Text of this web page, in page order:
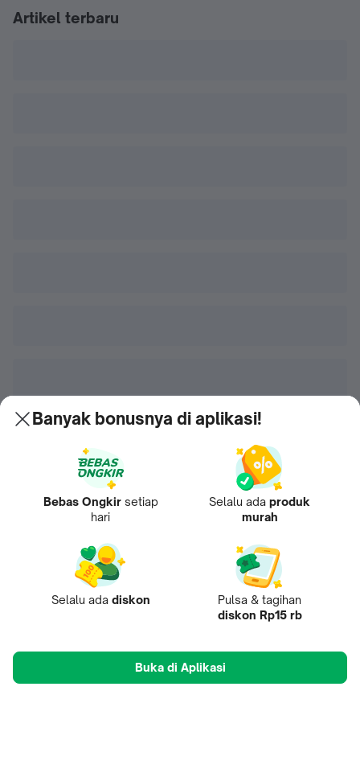
Artikel terbaru
Banyak bonusnya di aplikasi!
Bebas Ongkir setiap
hari
Selalu ada produk
murah
Selalu ada diskon
Pulsa & tagihan
diskon Rp15 rb
Buka di Aplikasi